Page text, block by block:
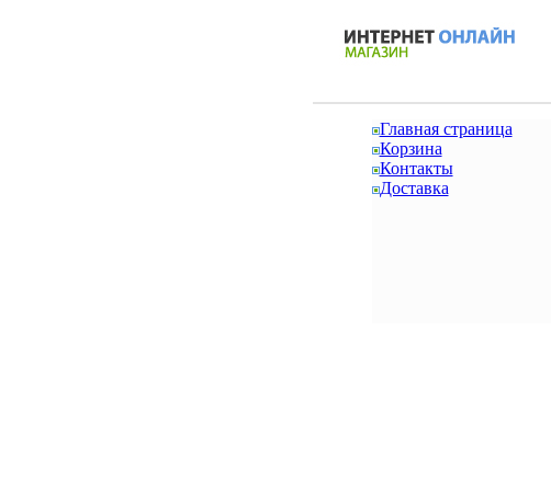
Главная страница
Корзина
Контакты
Доставка